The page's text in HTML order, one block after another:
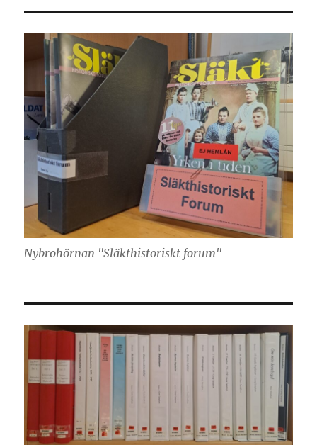
Nybrohörnan "Släkthistoriskt forum"